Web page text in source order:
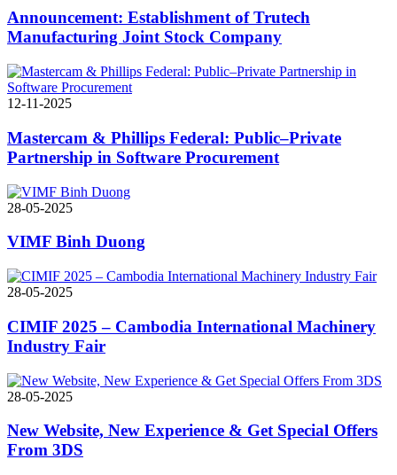
Announcement: Establishment of Trutech
Manufacturing Joint Stock Company
12-11-2025
Mastercam & Phillips Federal: Public–Private
Partnership in Software Procurement
28-05-2025
VIMF Binh Duong
28-05-2025
CIMIF 2025 – Cambodia International Machinery
Industry Fair
28-05-2025
New Website, New Experience & Get Special Offers
From 3DS